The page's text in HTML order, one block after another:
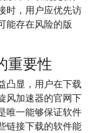
时，用户应优先访
能存在风险的版
重要性
凸显，用户在下载
风加速器的官网下
唯一能够保证软件
链接下载的软件能